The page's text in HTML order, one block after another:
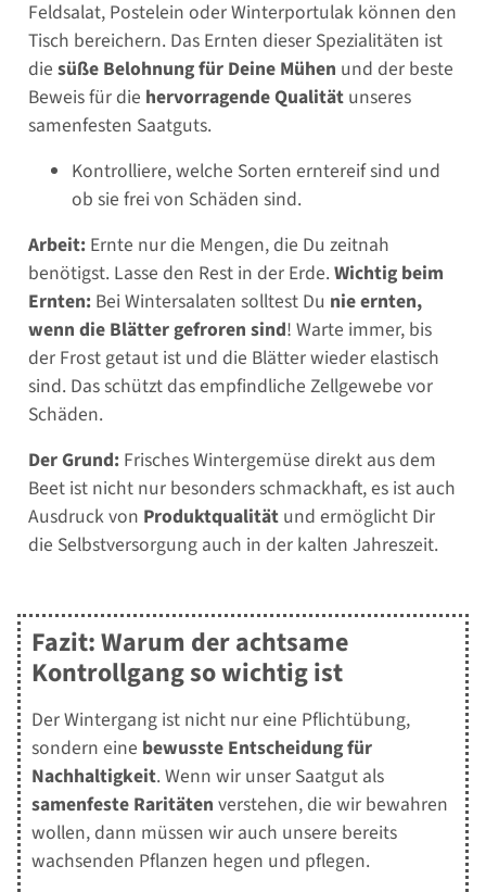
Feldsalat, Postelein oder Winterportulak können den
Tisch bereichern. Das Ernten dieser Spezialitäten ist
die süße Belohnung für Deine Mühen und der beste
Beweis für die hervorragende Qualität unseres
samenfesten Saatguts.
Kontrolliere, welche Sorten erntereif sind und
ob sie frei von Schäden sind.
Arbeit: Ernte nur die Mengen, die Du zeitnah
benötigst. Lasse den Rest in der Erde. Wichtig beim
Ernten: Bei Wintersalaten solltest Du nie ernten,
wenn die Blätter gefroren sind! Warte immer, bis
der Frost getaut ist und die Blätter wieder elastisch
sind. Das schützt das empfindliche Zellgewebe vor
Schäden.
Der Grund: Frisches Wintergemüse direkt aus dem
Beet ist nicht nur besonders schmackhaft, es ist auch
Ausdruck von Produktqualität und ermöglicht Dir
die Selbstversorgung auch in der kalten Jahreszeit.
Fazit: Warum der achtsame
Kontrollgang so wichtig ist
Der Wintergang ist nicht nur eine Pflichtübung,
sondern eine bewusste Entscheidung für
Nachhaltigkeit. Wenn wir unser Saatgut als
samenfeste Raritäten verstehen, die wir bewahren
wollen, dann müssen wir auch unsere bereits
wachsenden Pflanzen hegen und pflegen.